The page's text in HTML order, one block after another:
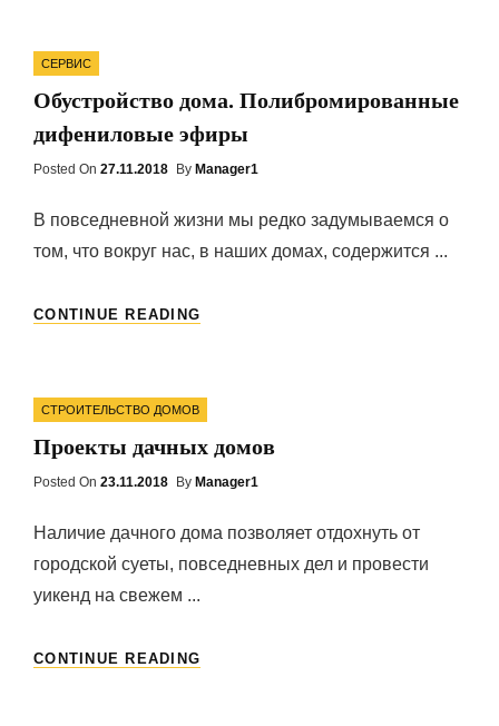
Categories
СЕРВИС
Обустройство дома. Полибромированные
дифениловые эфиры
Posted On Posted
27.11.2018 By Manager1
В повседневной жизни мы редко задумываемся о
том, что вокруг нас, в наших домах, содержится ...
CONTINUE READING
ЭФИРЫ
Categories
СТРОИТЕЛЬСТВО ДОМОВ
Проекты дачных домов
Posted On Posted
23.11.2018 By Manager1
Наличие дачного дома позволяет отдохнуть от
городской суеты, повседневных дел и провести
уикенд на свежем ...
CONTINUE READING